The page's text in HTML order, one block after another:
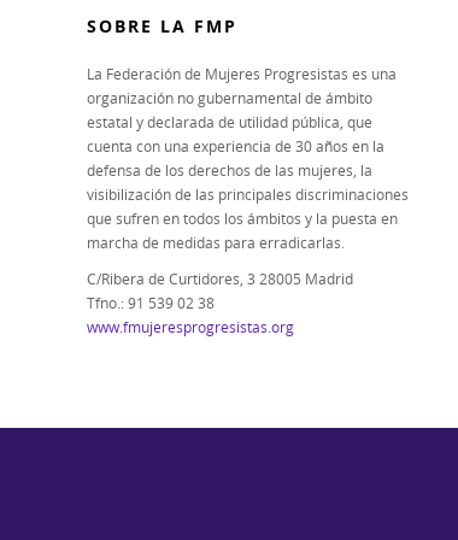
SOBRE LA FMP
La Federación de Mujeres Progresistas es una
organización no gubernamental de ámbito
estatal y declarada de utilidad pública, que
cuenta con una experiencia de 30 años en la
defensa de los derechos de las mujeres, la
visibilización de las principales discriminaciones
que sufren en todos los ámbitos y la puesta en
marcha de medidas para erradicarlas.
C/Ribera de Curtidores, 3 28005 Madrid
Tfno.: 91 539 02 38
www.fmujeresprogresistas.org